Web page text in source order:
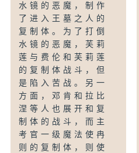
水镜的恶魔，制作
了进入王墓之人的
复制体。为了打倒
水镜的恶魔，芙莉
莲与费伦和芙莉莲
的复制体战斗，但
是陷入苦战。另一
方面，邓肯和拉比
涅等人也展开和复
制体的战斗，而主
考官一级魔法使冉
则的复制体，则使